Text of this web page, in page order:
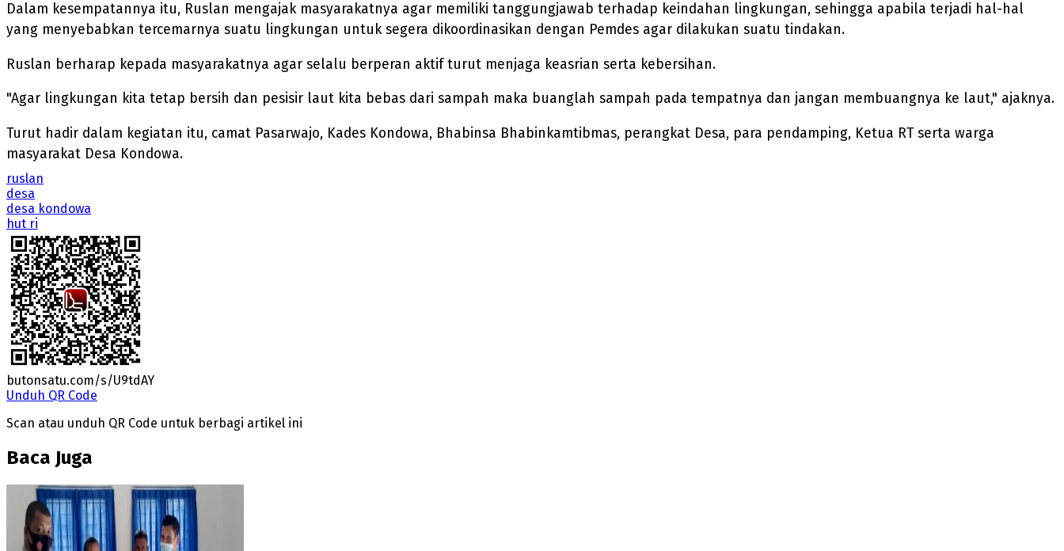
Dalam kesempatannya itu, Ruslan mengajak masyarakatnya agar memiliki tanggungjawab terhadap keindahan lingkungan, sehingga apabila terjadi hal-hal
yang menyebabkan tercemarnya suatu lingkungan untuk segera dikoordinasikan dengan Pemdes agar dilakukan suatu tindakan.
Ruslan berharap kepada masyarakatnya agar selalu berperan aktif turut menjaga keasrian serta kebersihan.
"Agar lingkungan kita tetap bersih dan pesisir laut kita bebas dari sampah maka buanglah sampah pada tempatnya dan jangan membuangnya ke laut," ajaknya.
Turut hadir dalam kegiatan itu, camat Pasarwajo, Kades Kondowa, Bhabinsa Bhabinkamtibmas, perangkat Desa, para pendamping, Ketua RT serta warga
masyarakat Desa Kondowa.
ruslan
desa
desa kondowa
hut ri
butonsatu.com/s/U9tdAY
Unduh QR Code
Scan atau unduh QR Code untuk berbagi artikel ini
Baca Juga